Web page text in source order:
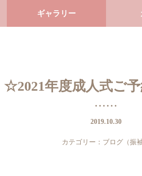
ギャラリー
☆2021年度成人式ご
2019.10.30
カテゴリー： ブログ（振袖